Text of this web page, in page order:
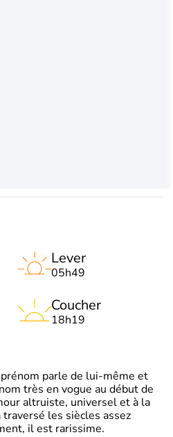
Lever
05h49
Coucher
18h19
parle de lui-même et
très en vogue au début de
altruiste, universel et à la
les siècles assez
il est rarissime.